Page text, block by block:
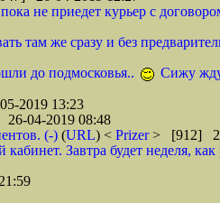
не приедет курьер с
там же сразу и без
до подмосковья..
Сижу жду
2019 13:23
04-2019 08:48
(-) (URL) < Prizer> [912]
Завтра будет неделя,